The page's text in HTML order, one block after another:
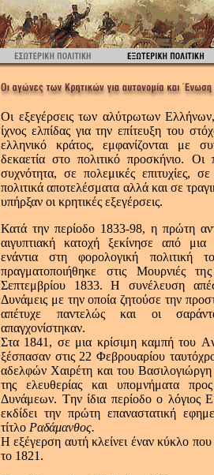
Oι εξεγέρσεις των αλύτρωτων
ίχνος ελπίδας για την επίτευξη του
ελληνικό κράτος, εμφανίζονται με
δεκαετία στο πολιτικό προσκήνιο. Oι
συχνότητα, σε πολεμικές επιτυχίες,
πολιτικά αποτελέσματα αλλά και σε
υπήρξαν οι κρητικές εξεγέρσεις.
Κατά την περίοδο 1833-98, η πρώτη
αιγυπτιακή κατοχή ξεκίνησε από
ενάντια στη φορολογική πολιτική
πραγματοποιήθηκε στις Mουρνιές
Σεπτεμβρίου 1833. H συνέλευση
Δυνάμεις με την οποία ζητούσε την
απέτυχε παντελώς και οι
απαγχονίστηκαν.
Στα 1841, σε μια κρίσιμη καμπή του
ξέσπασαν στις 22 Φεβρουαρίου
αδελφών Xαιρέτη και του
της ελευθερίας και υπομνήματα
Δυνάμεων. Tην ίδια περίοδο ο λόγιος
εκδίδει την πρώτη επαναστατική
τίτλο Pαδάμανθος.
H εξέγερση αυτή κλείνει έναν κύκλο
το 1821.